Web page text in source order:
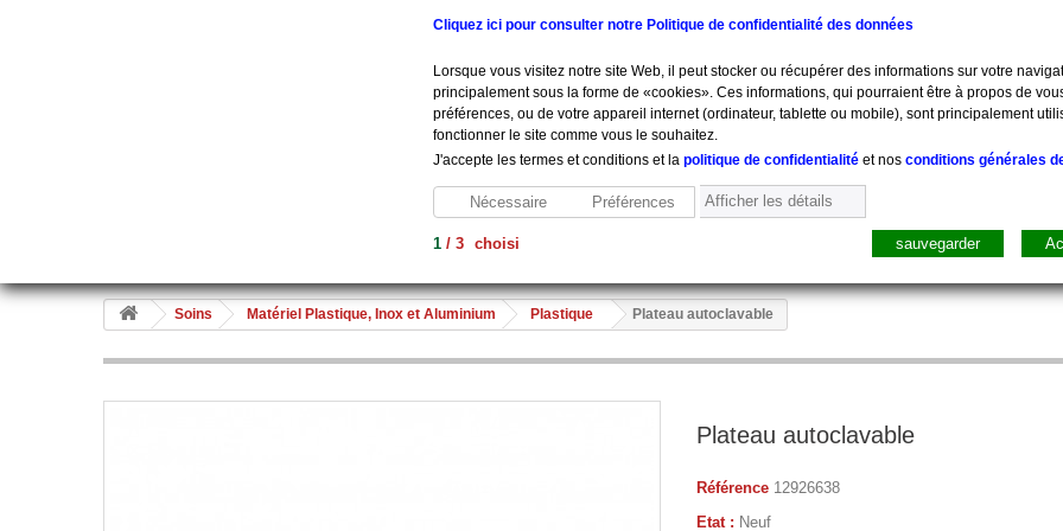
Hygiène Mesure, Pesée Pharmacie Sacs,
Soins Matériel Plastique, Inox et Aluminium Plastique Plateau autoclavable
Plateau autoclavable
Référence 12926638
Etat : Neuf
Cliquez ici pour consulter notre Politique de confidentialité des données
Lorsque vous visitez notre site Web, il peut stocker ou récupérer des informations sur votre
principalement sous la forme de «cookies». Ces informations, qui pourraient être à propos de
préférences, ou de votre appareil internet (ordinateur, tablette ou mobile), sont principalement
fonctionner le site comme vous le souhaitez.
J'accepte les termes et conditions et la politique de confidentialité et nos conditions générales
Nécessaire Préférences Afficher les détails
1 / 3 choisi sauvegarder